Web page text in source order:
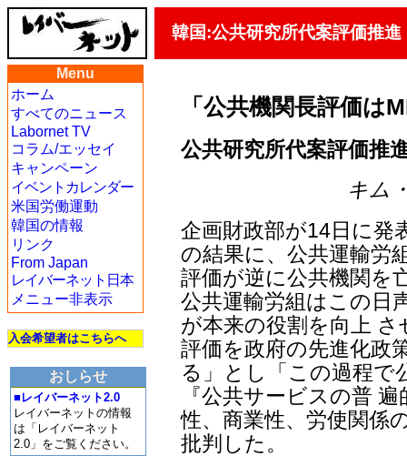
韓国:公共研究所代案評価推進
Menu
ホーム
すべてのニュース
Labornet TV
コラム/エッセイ
キャンペーン
イベントカレンダー
米国労働運動
韓国の情報
リンク
From Japan
レイバーネット日本
メニュー非表示
入会希望者はこちらへ
おしらせ
■レイバーネット2.0
レイバーネットの情報
は「レイバーネット
2.0」をご覧ください。
「公共機関長評価は
公共研究所代案評価推
キム
企画財政部が14日に発
の結果に、公共運輸労
評価が逆に公共機関を
公共運輸労組はこの日
が本来の役割を向上
評価を政府の先進化政
る」とし「この過程で
『公共サービスの普
性、商業性、労使関係
批判した。